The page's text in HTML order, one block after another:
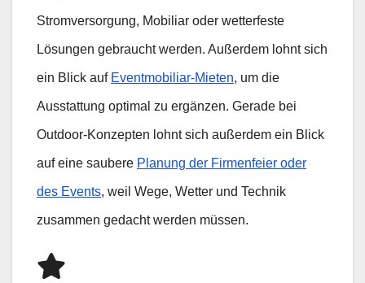
Stromversorgung, Mobiliar oder wetterfeste
Lösungen gebraucht werden. Außerdem lohnt sich
ein Blick auf Eventmobiliar-Mieten, um die
Ausstattung optimal zu ergänzen. Gerade bei
Outdoor-Konzepten lohnt sich außerdem ein Blick
auf eine saubere Planung der Firmenfeier oder
des Events, weil Wege, Wetter und Technik
zusammen gedacht werden müssen.